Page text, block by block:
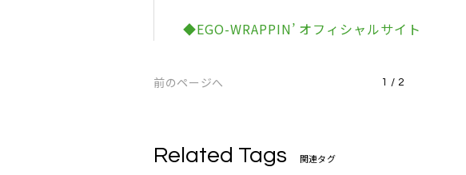
◆EGO-WRAPPIN’ オフィシャルサイト
前のページへ 1 / 2
Related Tags 関連タグ